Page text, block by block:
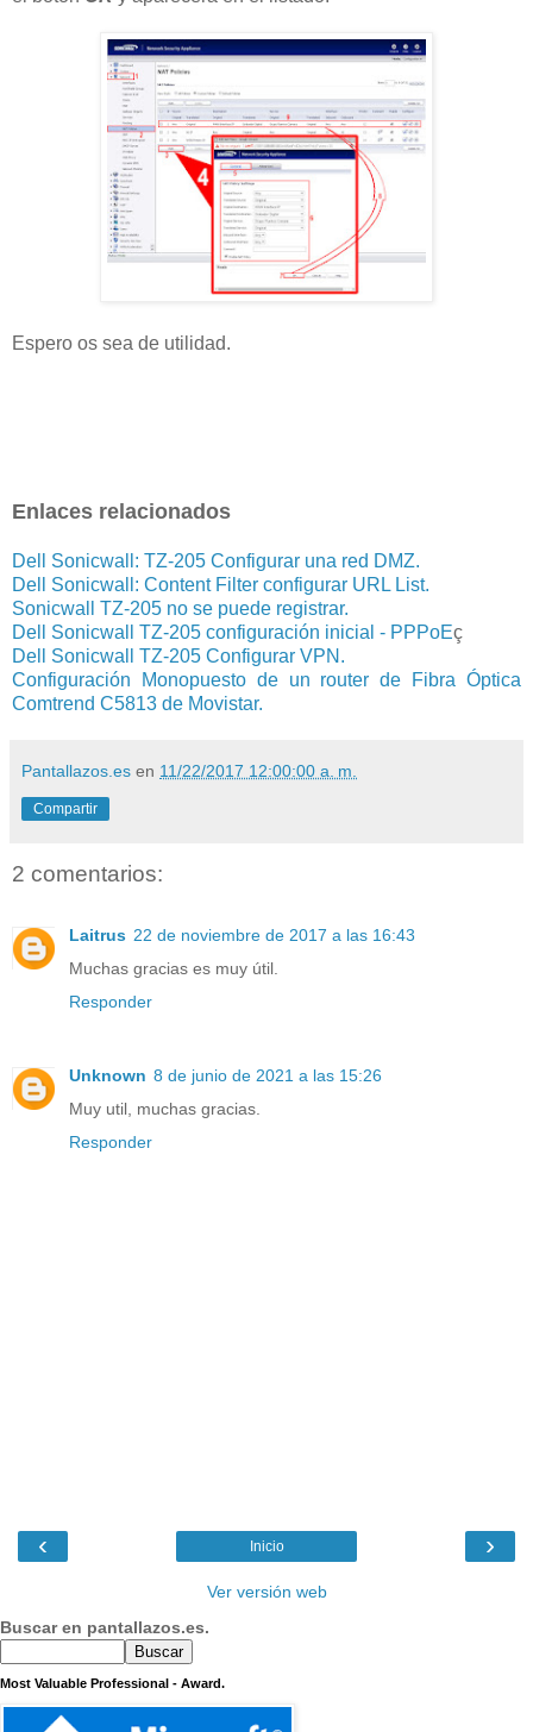
Espero os sea de utilidad.
Enlaces relacionados
Dell Sonicwall: TZ-205 Configurar una red DMZ.
Dell Sonicwall: Content Filter configurar URL List.
Sonicwall TZ-205 no se puede registrar.
Dell Sonicwall TZ-205 configuración inicial - PPPoEç
Dell Sonicwall TZ-205 Configurar VPN.
Configuración Monopuesto de un router de Fibra Óptica
Comtrend C5813 de Movistar.
Pantallazos.es en 11/22/2017 12:00:00 a. m.
Compartir
2 comentarios:
Laitrus 22 de noviembre de 2017 a las 16:43
Muchas gracias es muy útil.
Responder
Unknown 8 de junio de 2021 a las 15:26
Muy util, muchas gracias.
Responder
‹ ›
Inicio
Ver versión web
Buscar en pantallazos.es.
Most Valuable Professional - Award.